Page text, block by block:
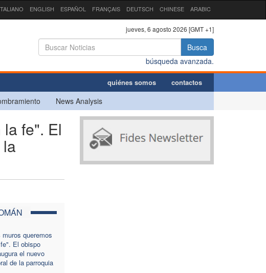
ENGLISH ESPAÑOL FRANÇAIS DEUTSCH CHINESE ARABIC
jueves, 6 agosto 2026 [GMT +1]
Busca
búsqueda avanzada.
quiénes somos contactos
News Analysis
fe". El
queremos
El obispo
el nuevo
de la parroquia